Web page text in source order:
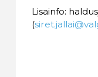
Lisainfo:
(